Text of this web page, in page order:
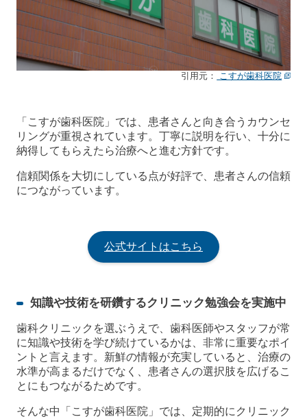
引用元： こすが歯科医院
「こすが歯科医院」では、患者さんと向き合うカウンセ
リングが重視されています。丁寧に説明を行い、十分に
納得してもらえたら治療へと進む方針です。
信頼関係を大切にしている点が好評で、患者さんの信頼
につながっています。
公式サイトはこちら
知識や技術を研鑽するクリニック勉強会を実施中
歯科クリニックを選ぶうえで、歯科医師やスタッフが常
に知識や技術を学び続けているかは、非常に重要なポイ
ントと言えます。新鮮の情報が充実していると、治療の
水準が高まるだけでなく、患者さんの選択肢を広げるこ
とにもつながるためです。
そんな中「こすが歯科医院」では、定期的にクリニック